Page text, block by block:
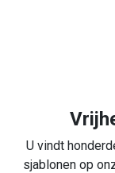
U vindt
sjablonen op